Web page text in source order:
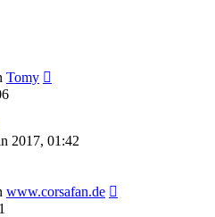
Tomy
2017, 01:42
www.corsafan.de